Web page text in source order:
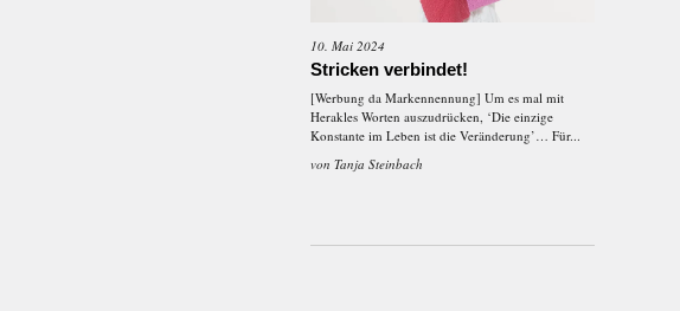
10. Mai 2024
Stricken verbindet!
[Werbung da Markennennung] Um es mal mit
Herakles Worten auszudrücken, ‘Die einzige
Konstante im Leben ist die Veränderung’… Für...
von Tanja Steinbach